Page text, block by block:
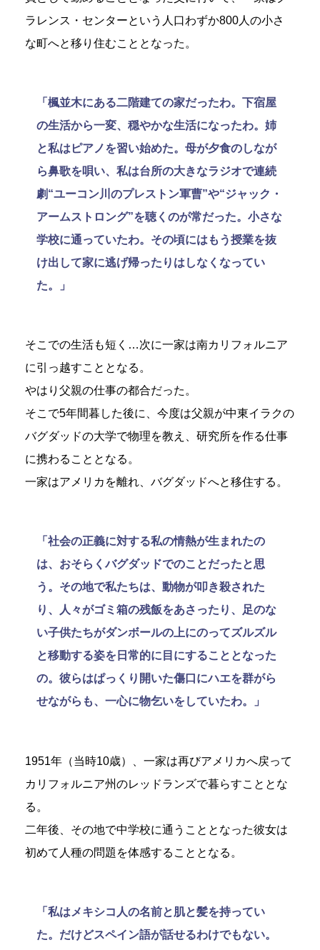
ラレンス・センターという人口わずか800人の小さ
な町へと移り住むこととなった。
「楓並木にある二階建ての家だったわ。下宿屋
の生活から一変、穏やかな生活になったわ。姉
と私はピアノを習い始めた。母が夕食のしなが
ら鼻歌を唄い、私は台所の大きなラジオで連続
劇“ユーコン川のプレストン軍曹”や“ジャック・
アームストロング”を聴くのが常だった。小さな
学校に通っていたわ。その頃にはもう授業を抜
け出して家に逃げ帰ったりはしなくなってい
た。」
そこでの生活も短く…次に一家は南カリフォルニア
に引っ越すこととなる。
やはり父親の仕事の都合だった。
そこで5年間暮した後に、今度は父親が中東イラクの
バグダッドの大学で物理を教え、研究所を作る仕事
に携わることとなる。
一家はアメリカを離れ、バグダッドへと移住する。
「社会の正義に対する私の情熱が生まれたの
は、おそらくバグダッドでのことだったと思
う。その地で私たちは、動物が叩き殺された
り、人々がゴミ箱の残飯をあさったり、足のな
い子供たちがダンボールの上にのってズルズル
と移動する姿を日常的に目にすることとなった
の。彼らはぱっくり開いた傷口にハエを群がら
せながらも、一心に物乞いをしていたわ。」
1951年（当時10歳）、一家は再びアメリカへ戻って
カリフォルニア州のレッドランズで暮らすこととな
る。
二年後、その地で中学校に通うこととなった彼女は
初めて人種の問題を体感することとなる。
「私はメキシコ人の名前と肌と髪を持ってい
た。だけどスペイン語が話せるわけでもない。